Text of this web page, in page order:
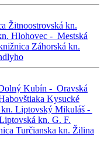
Žitnoostrovská kn.
Hlohovec - Mestská
Záhorská kn.
Kubín - Oravská
Kysucké
Liptovský Mikuláš -
kn. G. F.
Turčianska kn. Žilina